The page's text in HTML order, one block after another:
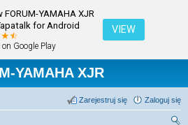
FORUM-YAMAHA XJR
for Android
on Google Play
VIEW
YAMAHA XJR
Zaloguj się
Zarejestruj się